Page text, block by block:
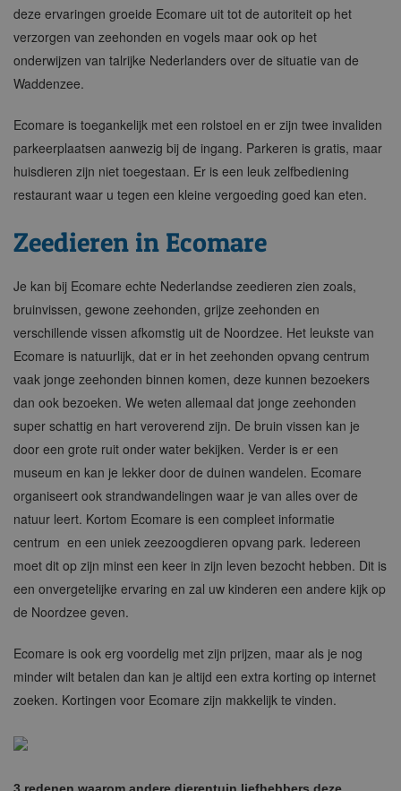
deze ervaringen groeide Ecomare uit tot de autoriteit op het
verzorgen van zeehonden en vogels maar ook op het
onderwijzen van talrijke Nederlanders over de situatie van de
Waddenzee.
Ecomare is toegankelijk met een rolstoel en er zijn twee invaliden
parkeerplaatsen aanwezig bij de ingang. Parkeren is gratis, maar
huisdieren zijn niet toegestaan. Er is een leuk zelfbediening
restaurant waar u tegen een kleine vergoeding goed kan eten.
Zeedieren in Ecomare
Je kan bij Ecomare echte Nederlandse zeedieren zien zoals,
bruinvissen, gewone zeehonden, grijze zeehonden en
verschillende vissen afkomstig uit de Noordzee. Het leukste van
Ecomare is natuurlijk, dat er in het zeehonden opvang centrum
vaak jonge zeehonden binnen komen, deze kunnen bezoekers
dan ook bezoeken. We weten allemaal dat jonge zeehonden
super schattig en hart veroverend zijn. De bruin vissen kan je
door een grote ruit onder water bekijken. Verder is er een
museum en kan je lekker door de duinen wandelen. Ecomare
organiseert ook strandwandelingen waar je van alles over de
natuur leert. Kortom Ecomare is een compleet informatie
centrum en een uniek zeezoogdieren opvang park. Iedereen
moet dit op zijn minst een keer in zijn leven bezocht hebben. Dit is
een onvergetelijke ervaring en zal uw kinderen een andere kijk op
de Noordzee geven.
Ecomare is ook erg voordelig met zijn prijzen, maar als je nog
minder wilt betalen dan kan je altijd een extra korting op internet
zoeken. Kortingen voor Ecomare zijn makkelijk te vinden.